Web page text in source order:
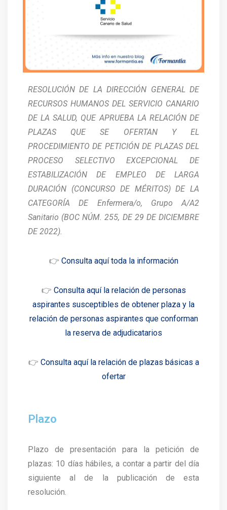
RESOLUCIÓN DE LA DIRECCIÓN GENERAL DE
RECURSOS HUMANOS DEL SERVICIO CANARIO
DE LA SALUD, QUE APRUEBA LA RELACIÓN DE
PLAZAS QUE SE OFERTAN Y EL
PROCEDIMIENTO DE PETICIÓN DE PLAZAS DEL
PROCESO SELECTIVO EXCEPCIONAL DE
ESTABILIZACIÓN DE EMPLEO DE LARGA
DURACIÓN (CONCURSO DE MÉRITOS) DE LA
CATEGORÍA DE Enfermera/o, Grupo A/A2
Sanitario (BOC NÚM. 255, DE 29 DE DICIEMBRE
DE 2022).
👉 Consulta aquí toda la información
👉 Consulta aquí la relación de personas
aspirantes susceptibles de obtener plaza y la
relación de personas aspirantes que conforman
la reserva de adjudicatarios
👉 Consulta aquí la relación de plazas básicas a
ofertar
Plazo
Plazo de presentación para la petición de
plazas: 10 días hábiles, a contar a partir del día
siguiente al de la publicación de esta
resolución.